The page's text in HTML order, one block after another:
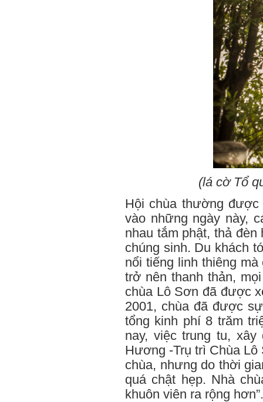
(lá cờ Tổ
Hội chùa thường
vào những ngày này,
nhau tắm phật, thả
chúng sinh. Du khách
nổi tiếng linh thiêng
trở nên thanh thản,
chùa Lô Sơn đã được
2001, chùa đã được
tổng kinh phí 8 trăm
nay, việc trung tu,
Hương -Trụ trì Chùa
chùa, nhưng do thời
quá chật hẹp. Nhà
khuôn viên ra rộng hơn”.